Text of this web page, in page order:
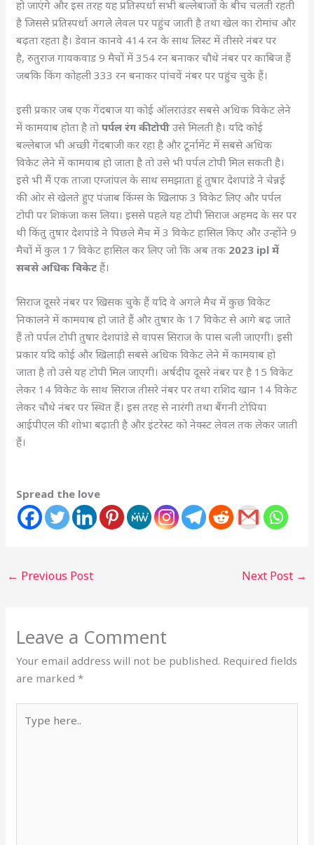
हो जाएंगे और इस तरह यह प्रतिस्पर्धा सभी बल्लेबाजों के बीच चलती रहती
है जिससे प्रतिस्पर्धा अगले लेवल पर पहुंच जाती है तथा खेल का रोमांच और
बढ़ता रहता है। डेवान कानवे 414 रन के साथ लिस्ट में तीसरे नंबर पर
है, रुतुराज गायकवाड 9 मैचों में 354 रन बनाकर चौथे नंबर पर काबिज हैं
जबकि किंग कोहली 333 रन बनाकर पांचवें नंबर पर पहुंच चुके हैं।
इसी प्रकार जब एक गेंदबाज या कोई ऑलराउंडर सबसे अधिक विकेट लेने
में कामयाब होता है तोपर्पल रंग की टोपी उसे मिलती है। यदि कोई
बल्लेबाज भी अच्छी गेंदबाजी कर रहा है और टूर्नामेंट में सबसे अधिक
विकेट लेने में कामयाब हो जाता है तो उसे भी पर्पल टोपी मिल सकती है।
इसे भी मैं एक ताजा एग्जांपल के साथ समझाता हूं तुषार देशपांडे ने चेन्नई
की ओर से खेलते हुए पंजाब किंग्स के खिलाफ 3 विकेट लिए और पर्पल
टोपी पर शिकंजा कस लिया। इससे पहले यह टोपी सिराज अहमद के सर पर
थी किंतु तुषार देशपांडे ने पिछले मैच में 3 विकेट हासिल किए और उन्होंने 9
मैचों में कुल 17 विकेट हासिल कर लिए जो कि अब तक 2023 ipl में
सबसे अधिक विकेटहैं।
सिराज दूसरे नंबर पर खिसक चुके हैं यदि वे अगले मैच में कुछ विकेट
निकालने में कामयाब हो जाते हैं और तुषार के 17 विकेट से आगे बढ़ जाते
हैं तो पर्पल टोपी तुषार देशपांडे से वापस सिराज के पास चली जाएगी। इसी
प्रकार यदि कोई और खिलाड़ी सबसे अधिक विकेट लेने में कामयाब हो
जाता है तो उसे यह टोपी मिल जाएगी। अर्षदीप दूसरे नंबर पर है 15 विकेट
लेकर 14 विकेट के साथ सिराज तीसरे नंबर पर तथा राशिद खान 14 विकेट
लेकर चौथे नंबर पर स्थित हैं। इस तरह से नारंगी तथा बैंगनी टोपिया
आईपीएल की शोभा बढ़ाती है और इंटरेस्ट को नेक्स्ट लेवल तक लेकर जाती
हैं।
Spread the love
← Previous Post Next Post →
Leave a Comment
Your email address will not be published. Required fields
are marked*
here..